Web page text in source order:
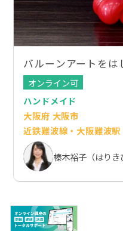
バルーンアートを
オンライン可
ハンドメイド
大阪府 大阪市
近鉄難波線・大阪難波駅
榛木裕子（はりき